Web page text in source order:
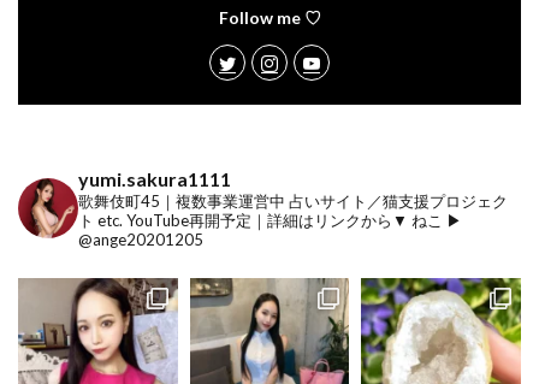
Follow me ♡
yumi.sakura1111
歌舞伎町45｜複数事業運営中 占いサイト／猫支援プロジェク
ト etc. YouTube再開予定｜詳細はリンクから▼ ねこ ▶︎
@ange20201205